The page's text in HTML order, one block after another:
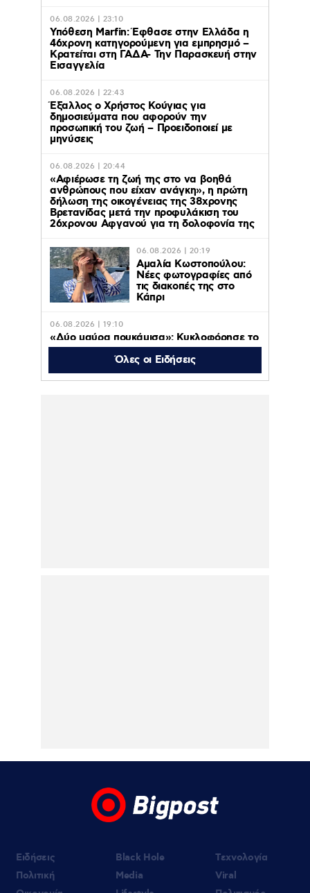
06.08.2026 | 23:10
Υπόθεση Marfin: Έφθασε στην Ελλάδα η
46χρονη κατηγορούμενη για εμπρησμό –
Κρατείται στη ΓΑΔΑ- Την Παρασκευή στην
Εισαγγελία
06.08.2026 | 22:43
Έξαλλος ο Χρήστος Κούγιας για
δημοσιεύματα που αφορούν την
προσωπική του ζωή – Προειδοποιεί με
μηνύσεις
06.08.2026 | 20:44
«Αφιέρωσε τη ζωή της στο να βοηθά
ανθρώπους που είχαν ανάγκη», η πρώτη
δήλωση της οικογένειας της 38χρονης
Βρετανίδας μετά την προφυλάκιση του
26χρονου Αφγανού για τη δολοφονία της
06.08.2026 | 20:19
Αμαλία Κωστοπούλου:
Νέες φωτογραφίες από
τις διακοπές της στο
Κάπρι
06.08.2026 | 19:10
«Δύο μαύρα πουκάμισα»: Κυκλοφόρησε το
πρώτο τρέϊλερ της νέας δραματικής σειράς
Όλες οι Ειδήσεις
Ειδήσεις
Πολιτική
Black Hole
Media
Τεχνολογία
Viral